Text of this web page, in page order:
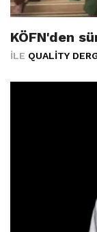
KÖFN'den
İLE QUALITY